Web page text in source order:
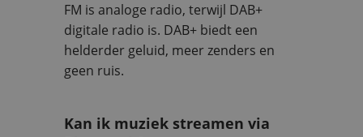
FM is analoge radio, terwijl DAB+
digitale radio is. DAB+ biedt een
helderder geluid, meer zenders en
geen ruis.
Kan ik muziek streamen via